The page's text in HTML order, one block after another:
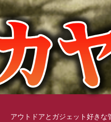
アウトドアとガジェット好き